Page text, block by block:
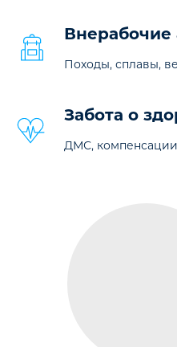
Внерабочие
Походы, сплавы,
Забота о
ДМС,